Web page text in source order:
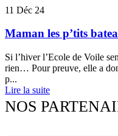
11 Déc 24
Maman les p’tits
Si l’hiver l’Ecole de Voile
rien… Pour preuve, elle a
p...
Lire la suite
NOS